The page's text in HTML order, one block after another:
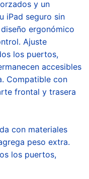
y un
iPad seguro sin
ergonómico
Ajuste
los puertos,
accesibles
Compatible con
frontal y trasera
con materiales
peso extra.
los puertos,